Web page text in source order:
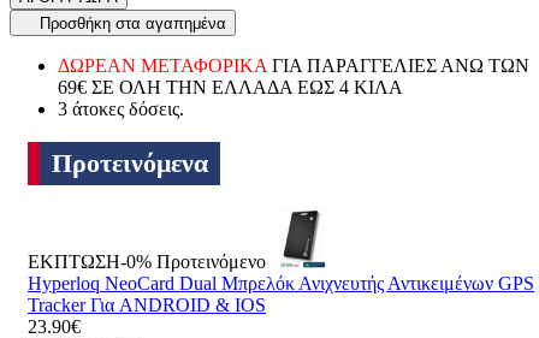
Προσθήκη στα αγαπημένα
ΔΩΡΕΑΝ ΜΕΤΑΦΟΡΙΚΑ ΓΙΑ ΠΑΡΑΓΓΕΛΙΕΣ ΑΝΩ ΤΩΝ
69€ ΣΕ ΟΛΗ ΤΗΝ ΕΛΛΑΔΑ ΕΩΣ 4 ΚΙΛΑ
3 άτοκες δόσεις.
Προτεινόμενα
ΕΚΠΤΩΣΗ-0% Προτεινόμενο
Hyperloq NeoCard Dual Μπρελόκ Ανιχνευτής Αντικειμένων GPS
Tracker Για ANDROID & IOS
23.90€